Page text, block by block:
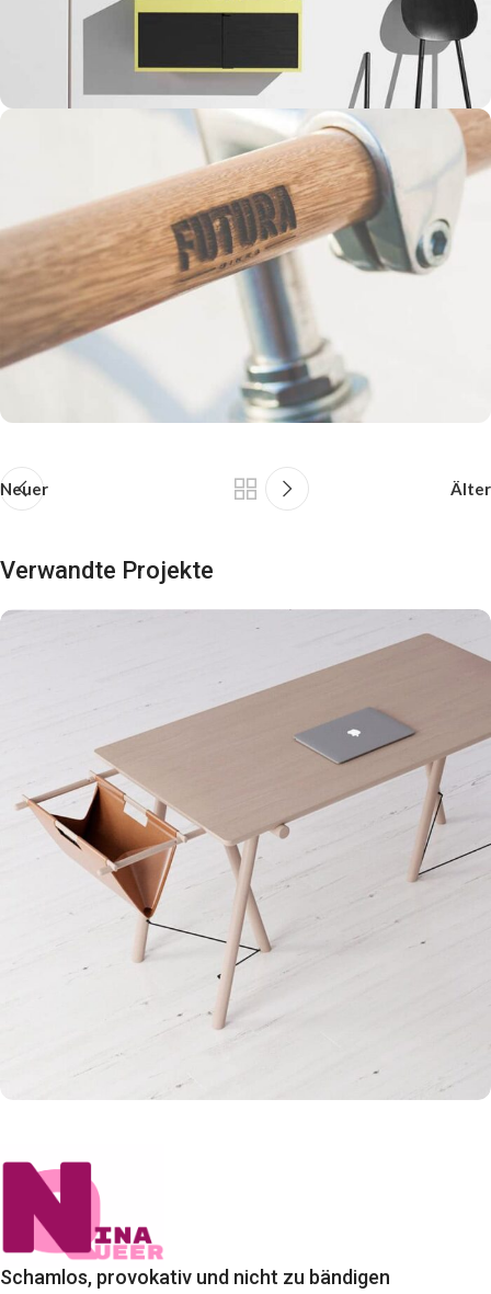
Neuer Älter
Verwandte Projekte
Schamlos, provokativ und nicht zu bändigen